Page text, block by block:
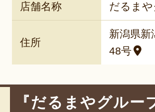
店舗名称 だるま
住所
新潟県新
48号
『だるまやグルー